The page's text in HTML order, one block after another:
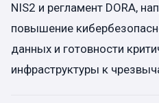
NIS2 и регламент DORA,
повышение
данных и готовности
инфраструктуры к